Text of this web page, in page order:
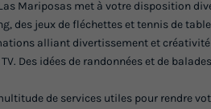
Mariposas met à votre disposition
des jeux de fléchettes et tennis de
alliant divertissement et
Des idées de randonnées et de
de services utiles pour rendre